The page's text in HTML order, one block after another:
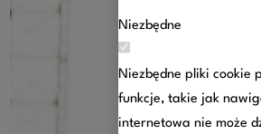
Niezbędne
Niezbędne pliki cookie
funkcje, takie jak
internetowa nie może